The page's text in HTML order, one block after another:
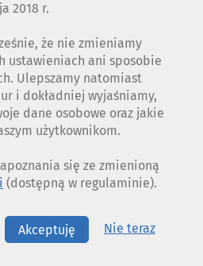
2018 r.
że nie zmieniamy
ustawieniach ani sposobie
Ulepszamy natomiast
i dokładniej wyjaśniamy,
dane osobowe oraz jakie
użytkownikom.
się ze zmienioną
(dostępną w regulaminie).
Akceptuję Nie teraz